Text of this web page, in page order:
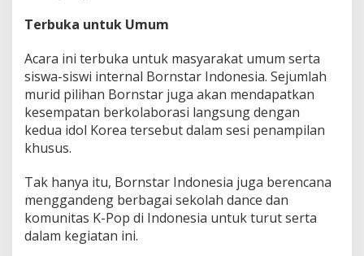
Terbuka untuk Umum
Acara ini terbuka untuk masyarakat umum serta
siswa-siswi internal Bornstar Indonesia. Sejumlah
murid pilihan Bornstar juga akan mendapatkan
kesempatan berkolaborasi langsung dengan
kedua idol Korea tersebut dalam sesi penampilan
khusus.
Tak hanya itu, Bornstar Indonesia juga berencana
menggandeng berbagai sekolah dance dan
komunitas K-Pop di Indonesia untuk turut serta
dalam kegiatan ini.